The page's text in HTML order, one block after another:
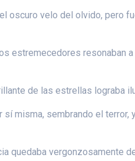
oscuro velo del olvido, pero
estremecedores resonaban
de las estrellas lograba
misma, sembrando el
quedaba vergonzosamente